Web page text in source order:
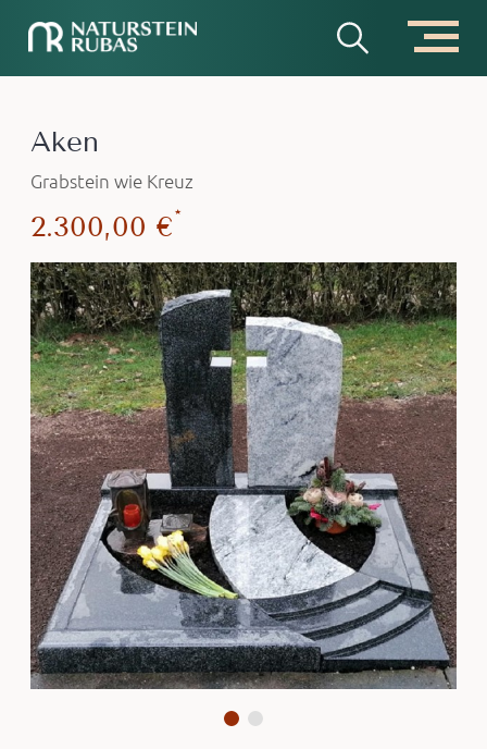
Aken
Grabstein wie Kreuz
2.300,00 €*